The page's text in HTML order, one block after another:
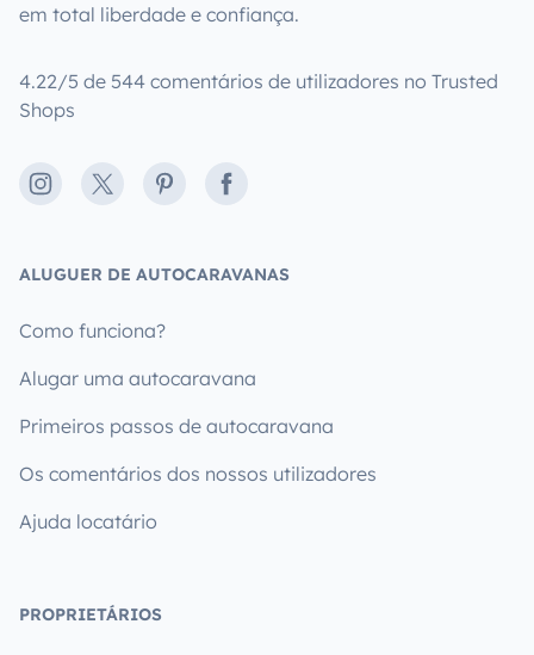
em total liberdade e confiança.
4.22/5 de 544 comentários de utilizadores no Trusted
Shops
Instagram
X PinterestFacebook
ALUGUER DE AUTOCARAVANAS
Como funciona?
Alugar uma autocaravana
Primeiros passos de autocaravana
Os comentários dos nossos utilizadores
Ajuda locatário
PROPRIETÁRIOS